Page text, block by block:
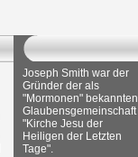
Joseph Smith war der
Gründer der als
"Mormonen" bekannten
Glaubensgemeinschaft
"Kirche Jesu der
Heiligen der Letzten
Tage".